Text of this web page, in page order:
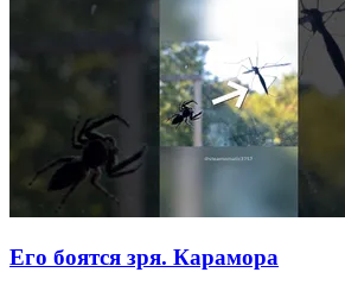
Его боятся зря. Карамора